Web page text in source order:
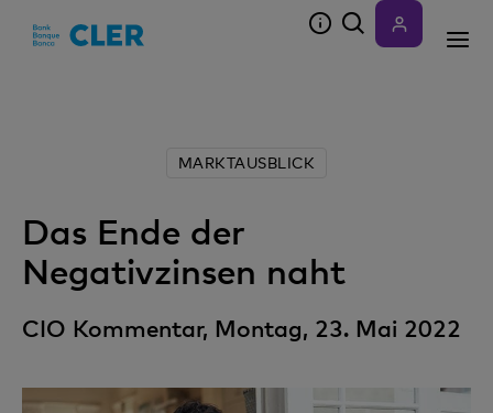
MARKTAUSBLICK
Das Ende der
Negativzinsen naht
CIO Kommentar, Montag, 23. Mai 2022